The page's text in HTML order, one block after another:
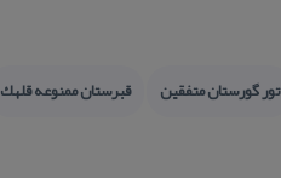
تور گورستان متفقین قبرستان ممنوعه قلهك